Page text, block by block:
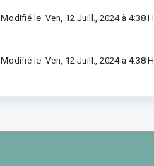
Modifié le Ven, 12 Juill., 2024 à 4:38 H
Modifié le Ven, 12 Juill., 2024 à 4:38 H